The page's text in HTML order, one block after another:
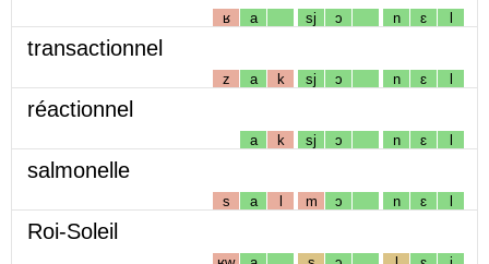
ʁ a sj ɔ n ɛ l
transactionnel
z a k sj ɔ n ɛ l
réactionnel
a k sj ɔ n ɛ l
salmonelle
s a l m ɔ n ɛ l
Roi-Soleil